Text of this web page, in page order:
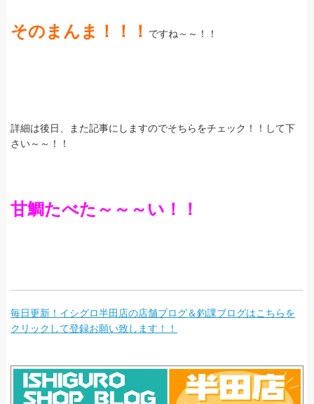
そのまんま！！！ ですね～～！！
詳細は後日、また記事にしますのでそちらをチェック！！して下
さい～～！！
甘鯛たべた～～～い！！
毎日更新！イシグロ半田店の店舗ブログ＆釣課ブログはこちらを
クリックして登録お願い致します！！